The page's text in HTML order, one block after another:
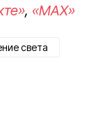
, «MAX»
света